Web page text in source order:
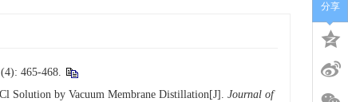
465-468.
Solution by Vacuum Membrane Distillation[J]. Journal of
分享